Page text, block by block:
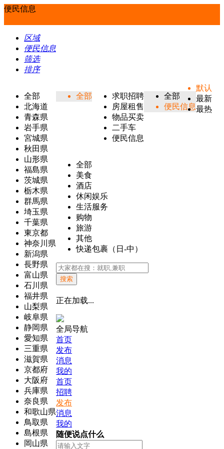
便民信息
区域
便民信息
筛选
排序
全部
北海道
青森県
岩手県
宮城県
秋田県
山形県
福島県
茨城県
栃木県
群馬県
埼玉県
千葉県
東京都
神奈川県
新潟県
長野県
富山県
石川県
福井県
山梨県
岐阜県
静岡県
愛知県
三重県
滋賀県
京都府
大阪府
兵庫県
奈良県
和歌山県
鳥取県
島根県
岡山県
全部
求职招聘
房屋租售
物品买卖
二手车
便民信息
全部
便民信息
全部
美食
酒店
休闲娱乐
生活服务
购物
旅游
其他
快递包裹（日-中）
默认
最新
最热
搜索
正在加载...
全局导航
首页
发布
消息
我的
首页
招聘
发布
消息
我的
随便说点什么